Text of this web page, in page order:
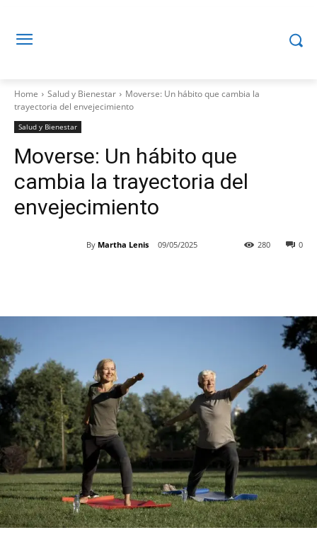
Home Salud y Bienestar
Moverse: Un hábito que cambia la
trayectoria del envejecimiento
Salud y Bienestar
Moverse: Un hábito que
cambia la trayectoria del
envejecimiento
By Martha Lenis 09/05/2025 0
280